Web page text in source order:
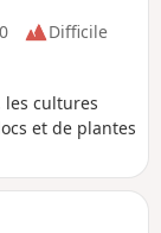
Difficile
cultures
et de plantes